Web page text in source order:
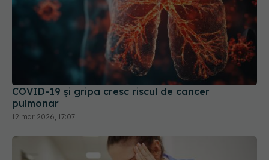
COVID-19 și gripa cresc riscul de cancer
pulmonar
12 mar 2026, 17:07